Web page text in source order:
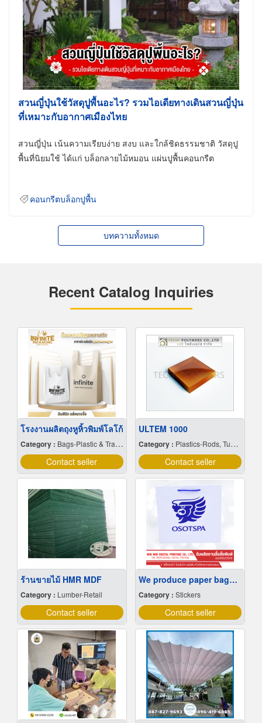
สวนญี่ปุ่นใช้วัสดุปูพื้นอะไร? รวมไอเดียทางเดินสวนญี่ปุ่น
ที่เหมาะกับอากาศเมืองไทย
สวนญี่ปุ่น เน้นความเรียบง่าย สงบ และใกล้ชิดธรรมชาติ วัสดุปู
พื้นที่นิยมใช้ ได้แก่ บล็อกลายไม้หมอน แผ่นปูพื้นคอนกรีต
คอนกรีตบล็อกปูพื้น
บทความทั้งหมด
Recent Catalog Inquiries
โรงงานผลิตถุงหูหิ้วพิมพ์โลโก้
Category : Bags-Plastic & Transparent
Contact seller
ULTEM 1000
Category : Plastics-Rods, Tubes, Sheets, Etc, Supply Centers
Contact seller
ร้านขายไม้ HMR MDF
Category : Lumber-Retail
Contact seller
We produce paper bags at low prices.
Category : Stickers
Contact seller